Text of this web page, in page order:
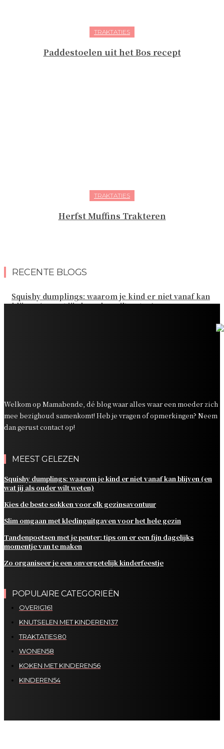
TRAKTATIES
Paddestoelen uit het Bos recept
TRAKTATIES
Herfst Muffins Trakteren
RECENTE BLOGS
Squishy dumplings: waarom je kind er niet vanaf kan
blijven (en wat jij als ouder wilt weten)
Welkom op Mamabende, dé blog waar alles waar een moeder zich
mee bezighoud samenkomt! Heb je vragen of opmerkingen? Neem
dan gerust contact op!
MEEST GELEZEN
Squishy dumplings: waarom je kind er niet vanaf kan blijven (en
wat jij als ouder wilt weten)
Kies de beste sokken voor elk gezinsavontuur
Slim omgaan met kledinguitgaven voor het hele gezin
Tandenpoetsen met je peuter: tips om er een fijn dagelijks
momentje van te maken
Zo organiseer je een onvergetelijk kinderfeestje
POPULAIRE CATEGORIEËN
OVERIG161
KNUTSELEN MET KINDEREN137
TRAKTATIES80
WONEN58
KOKEN MET KINDEREN56
KINDEREN54